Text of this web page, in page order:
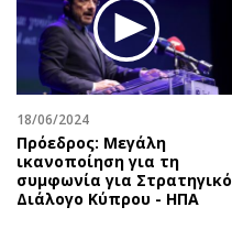
18/06/2024
Πρόεδρος: Μεγάλη
ικανοποίηση για τη
συμφωνία για Στρατηγικό
Διάλογο Κύπρου - ΗΠΑ